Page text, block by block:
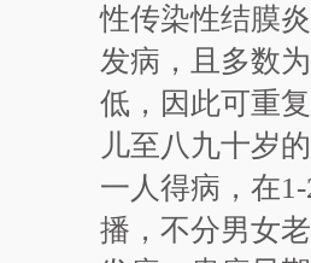
性传染性结膜
发病，且多数
低，因此可重
儿至八九十岁
一人得病，在
播，不分男女